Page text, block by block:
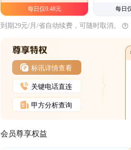
每日仅0.48元 每日
到期29元/月/省自动续费，可随时取消。
标讯详情查看
关键电话直连
甲方分析查询
会员尊享权益